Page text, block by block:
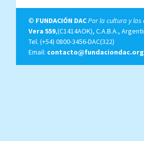
© FUNDACIÓN DACPor la cultura y las
Vera 559,(C1414AOK), C.A.B.A.,
Tel. (+54) 0800-3456-DAC(322)
Email: